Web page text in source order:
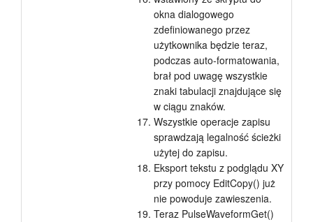
okna dialogowego
zdefiniowanego przez
użytkownika będzie teraz,
podczas auto-formatowania,
brał pod uwagę wszystkie
znaki tabulacji znajdujące się
w ciągu znaków.
Wszystkie operacje zapisu
sprawdzają legalność ścieżki
użytej do zapisu.
Eksport tekstu z podglądu XY
przy pomocy EditCopy() już
nie powoduje zawieszenia.
Teraz PulseWaveformGet()